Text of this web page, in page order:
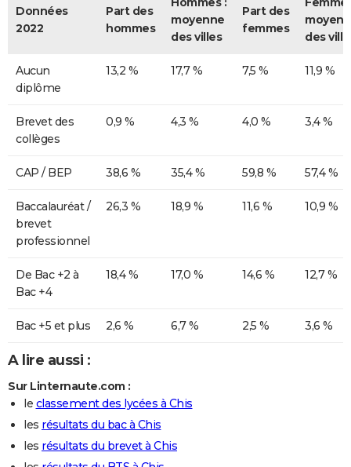
Données
2022
Part des
hommes
moyenne
des villes
Part des
femmes
des
Aucun
diplôme
13,2 % 17,7 % 7,5 % 11,9 %
Brevet des
collèges
0,9 % 4,3 % 4,0 % 3,4 %
CAP / BEP 38,6 % 35,4 % 59,8 % 57,4 %
Baccalauréat /
brevet
professionnel
26,3 % 18,9 % 11,6 % 10,9 %
De Bac +2 à
Bac +4
18,4 % 17,0 % 14,6 % 12,7 %
Bac +5 et plus 2,6 % 6,7 % 2,5 % 3,6 %
A lire aussi :
Sur Linternaute.com :
le classement des lycées à Chis
les résultats du bac à Chis
les résultats du brevet à Chis